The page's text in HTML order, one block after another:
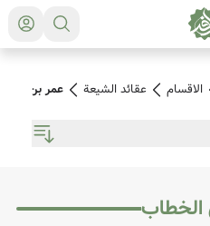
الاقسام عقائد الشيعة عمر بن
الخطاب